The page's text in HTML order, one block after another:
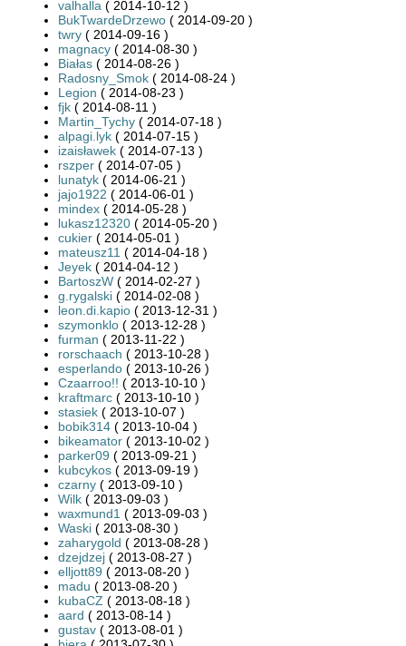
valhalla ( 2014-10-12 )
BukTwardeDrzewo ( 2014-09-20 )
twry ( 2014-09-16 )
magnacy ( 2014-08-30 )
Białas ( 2014-08-26 )
Radosny_Smok ( 2014-08-24 )
Legion ( 2014-08-23 )
fjk ( 2014-08-11 )
Martin_Tychy ( 2014-07-18 )
alpagi.lyk ( 2014-07-15 )
izaisławek ( 2014-07-13 )
rszper ( 2014-07-05 )
lunatyk ( 2014-06-21 )
jajo1922 ( 2014-06-01 )
mindex ( 2014-05-28 )
lukasz12320 ( 2014-05-20 )
cukier ( 2014-05-01 )
mateusz11 ( 2014-04-18 )
Jeyek ( 2014-04-12 )
BartoszW ( 2014-02-27 )
g.rygalski ( 2014-02-08 )
leon.di.kapio ( 2013-12-31 )
szymonklo ( 2013-12-28 )
furman ( 2013-11-22 )
rorschaach ( 2013-10-28 )
esperlando ( 2013-10-26 )
Czaarroo!! ( 2013-10-10 )
kraftmarc ( 2013-10-10 )
stasiek ( 2013-10-07 )
bobik314 ( 2013-10-04 )
bikeamator ( 2013-10-02 )
parker09 ( 2013-09-21 )
kubcykos ( 2013-09-19 )
czarny ( 2013-09-10 )
Wilk ( 2013-09-03 )
waxmund1 ( 2013-09-03 )
Waski ( 2013-08-30 )
zaharygold ( 2013-08-28 )
dzejdzej ( 2013-08-27 )
elljott89 ( 2013-08-20 )
madu ( 2013-08-20 )
kubaCZ ( 2013-08-18 )
aard ( 2013-08-14 )
gustav ( 2013-08-01 )